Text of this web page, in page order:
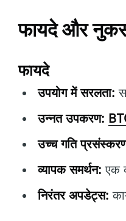
फायदे और
फायदे
उपयोग में सरलता:
उन्नत उपकरण:
उच्च गति
व्यापक समर्थन: एक
निरंतर अपडेट्स: